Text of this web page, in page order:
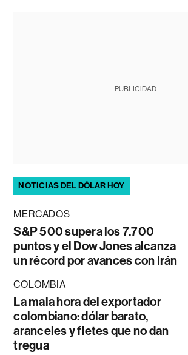
PUBLICIDAD
NOTICIAS DEL DÓLAR HOY
MERCADOS
S&P 500 supera los 7.700
puntos y el Dow Jones alcanza
un récord por avances con Irán
COLOMBIA
La mala hora del exportador
colombiano: dólar barato,
aranceles y fletes que no dan
tregua